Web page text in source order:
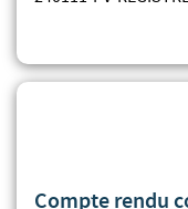
Compte rendu